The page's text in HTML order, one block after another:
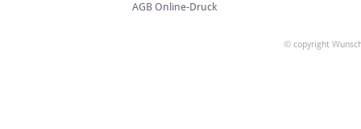
AGB Online-Druck
© copyright